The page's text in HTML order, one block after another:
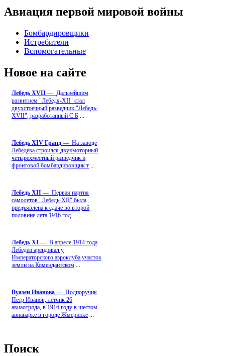
Авиация первой мировой войны
Бомбардировщики
Истребители
Вспомогательные
Новое на сайте
Лебедь ХVII — Дальнейшим
развитием "Лебедя-ХII" стал
двухстоечный разведчик "Лебедь-
XVII", разработанный С.Б
Лебедь ХIV Гранд — На заводе
Лебедева строился двухмоторный
четырехместный разведчик и
фронтовой бомбардировщик т
Лебедь ХII — Первая партия
самолетов "Лебедь-ХII" была
предъявлена к сдаче во второй
половине лета 1916 год
Лебедь ХI — В апреле 1914 года
Лебедев арендовал у
Императорского аэроклуба участок
земли на Комендантском
Вуазен Иванова — Подпоручик
Петр Иванов, летчик 26
авиаотряда, в 1916 году в шестом
авиапарке в городе Жмеринке
Поиск